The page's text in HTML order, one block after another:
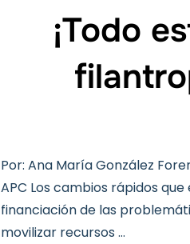
¡Todo
Por: Ana María González
APC Los cambios rápidos
financiación de las
movilizar recursos …